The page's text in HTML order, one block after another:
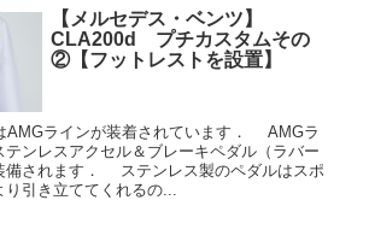
【メルセデス・ベンツ】
CLA200d プチカスタムその
②【フットレストを設置】
AMGラインが装着されています． AMGラ
テンレスアクセル＆ブレーキペダル（ラバー
備されます． ステンレス製のペダルはスポ
引き立ててくれるの...